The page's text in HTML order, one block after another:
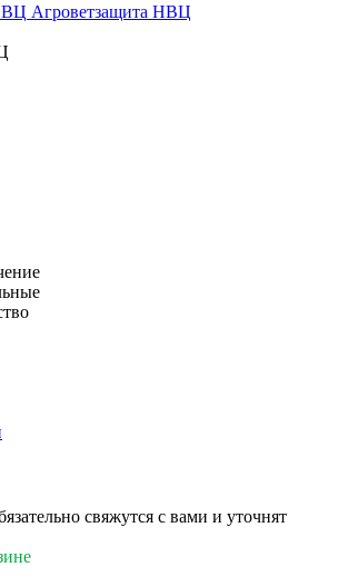
Агроветзащита НВЦ
свяжутся с вами и уточнят